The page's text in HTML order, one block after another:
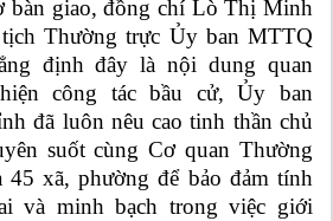
giao, đồng chí Lò Thị Minh
Thường trực Ủy ban MTTQ
định đây là nội dung quan
công tác bầu cử, Ủy ban
đã luôn nêu cao tinh thần chủ
suốt cùng Cơ quan Thường
xã, phường để bảo đảm tính
và minh bạch trong việc giới